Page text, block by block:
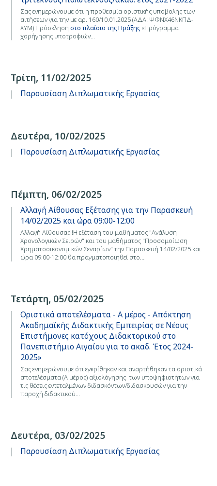
Σας ενημερώνουμε ότι η προθεσμία οριστικής υποβολής των
αιτήσεων για την με αρ. 160/10.01.2025 (ΑΔΑ: ΨΦΝΧ46ΝΚΠΔ-
ΧΥΜ) Πρόσκληση στο πλαίσιο της Πράξης «Πρόγραμμα
χορήγησης υποτροφιών…
Τρίτη, 11/02/2025
Παρουσίαση Διπλωματικής Εργασίας
Δευτέρα, 10/02/2025
Παρουσίαση Διπλωματικής Εργασίας
Πέμπτη, 06/02/2025
Αλλαγή Αίθουσας Εξέτασης για την Παρασκευή
14/02/2025 και ώρα 09:00-12:00
Αλλαγή Αίθουσας!!Η εξέταση του μαθήματος "Ανάλυση
Χρονολογικών Σειρών" και του μαθήματος "Προσομοίωση
Χρηματοοικονομικών Σεναρίων" την Παρασκευή 14/02/2025 και
ώρα 09:00-12:00 θα πραγματοποιηθεί στο…
Τετάρτη, 05/02/2025
Οριστικά αποτελέσματα - Α μέρος - Απόκτηση
Ακαδημαϊκής Διδακτικής Εμπειρίας σε Νέους
Επιστήμονες κατόχους Διδακτορικού στο
Πανεπιστήμιο Αιγαίου για το ακαδ. Έτος 2024-
2025»
Σας ενημερώνουμε ότι εγκρίθηκαν και αναρτήθηκαν τα οριστικά
αποτελέσματα (Α μέρος) αξιολόγησης των υποψηφιοτήτων για
τις θέσεις εντεταλμένων διδασκόντων/διδασκουσών για την
παροχή διδακτικού…
Δευτέρα, 03/02/2025
Παρουσίαση Διπλωματικής Εργασίας